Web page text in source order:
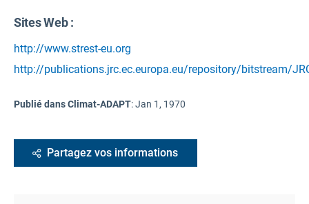
Sites Web :
http://www.strest-eu.org
http://publications.jrc.ec.europa.eu/repository/bitstream/
Publié dans Climat-ADAPT:Jan 1, 1970
Partagez vos informations